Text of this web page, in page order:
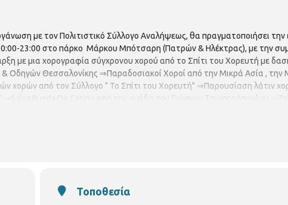
με τον Πολιτιστικό Σύλλογο Αναλήψεως, θα πραγματοποιήσει
23:00 στο πάρκο Μάρκου Μπότσαρη (Πατρών & Ηλέκτρας), με την
με μια χορογραφία σύγχρονου χορού από το Σπίτι του Χορευτή με
Θεσσαλονίκης ⇒Παραδοσιακοί Χοροί από την Μικρά Ασία , την
χορών από τον Σύλλογο " Το Σπίτι του Χορευτή" ⇒Παρουσίαση λάτιν
Rueda De Casino από την ομάδα του Γιώργου Τσιμπηρόπουλου
Τοποθεσία